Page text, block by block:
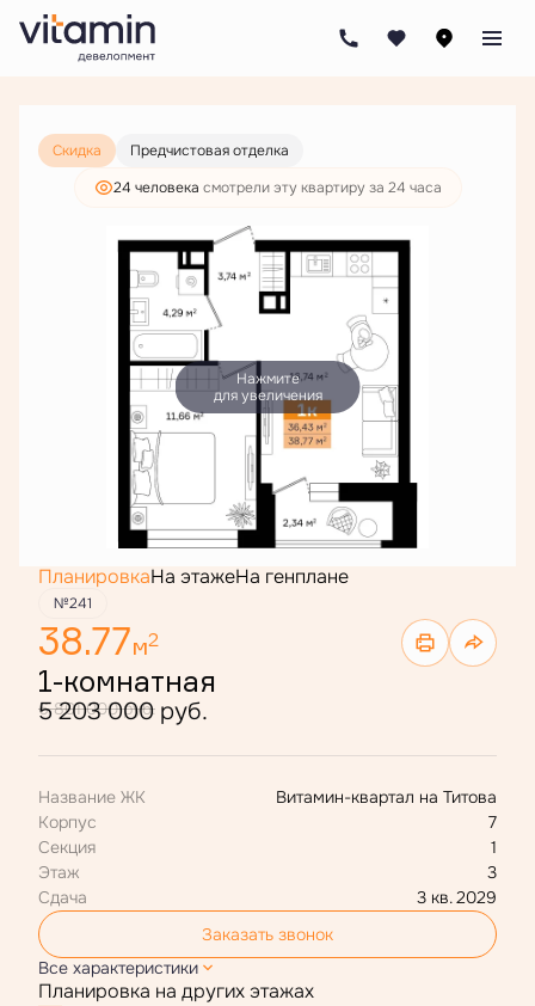
1-комнатная 6 801 000 руб.
5 203 000 руб.
Скидка
Предчистовая отделка
24 человекa смотрели эту квартиру за 24 часа
Нажмите
для увеличения
ПланировкаНа этажеНа генплане
№241
38.77м2
1-комнатная
6 801 000 руб.
5 203 000 руб.
Название ЖК
Витамин-квартал на Титова
Корпус
7
Секция
1
Этаж
3
Сдача
3 кв. 2029
Заказать звонок
Все характеристики
Планировка на других этажах